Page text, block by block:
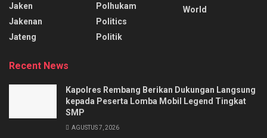
Jaken
Jakenan
Jateng
Polhukam
Politics
Politik
World
Recent News
Kapolres Rembang Berikan Dukungan Langsung
kepada Peserta Lomba Mobil Legend Tingkat
SMP
AGUSTUS 7, 2026